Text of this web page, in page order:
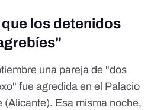
los detenidos
una pareja de "dos
fue agredida en el Palacio
(Alicante). Esa misma noche,